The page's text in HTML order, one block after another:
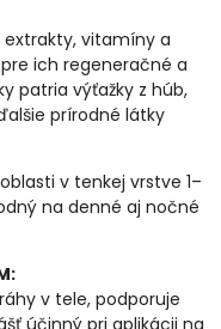
vitamíny a
ich regeneračné a
patria výťažky z húb,
prírodné látky
v tenkej vrstve 1–
na denné aj nočné
v tele, podporuje
účinný pri aplikácii na